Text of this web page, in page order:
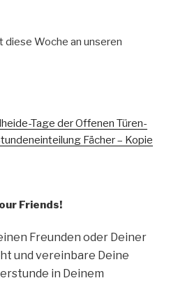
diese Woche an unseren
Tage der Offenen Türen-
Fächer – Kopie
Friends!
Freunden oder Deiner
und vereinbare Deine
in Deinem